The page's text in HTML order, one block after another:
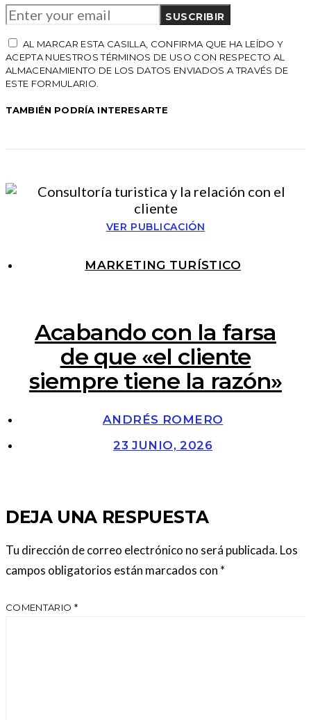
SUSCRIBIR
AL MARCAR ESTA CASILLA, CONFIRMA QUE HA LEÍDO Y
ACEPTA NUESTROS TÉRMINOS DE USO CON RESPECTO AL
ALMACENAMIENTO DE LOS DATOS ENVIADOS A TRAVÉS DE
ESTE FORMULARIO.
TAMBIÉN PODRÍA INTERESARTE
VER PUBLICACIÓN
MARKETING TURÍSTICO
Acabando con la farsa
de que «el cliente
siempre tiene la razón»
ANDRÉS ROMERO
23 JUNIO, 2026
DEJA UNA RESPUESTA
Tu dirección de correo electrónico no será publicada. Los
campos obligatorios están marcados con *
COMENTARIO *